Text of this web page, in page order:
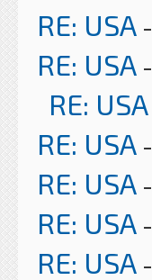
RE: USA -
RE: USA -
RE: USA
RE: USA -
RE: USA -
RE: USA -
RE: USA -